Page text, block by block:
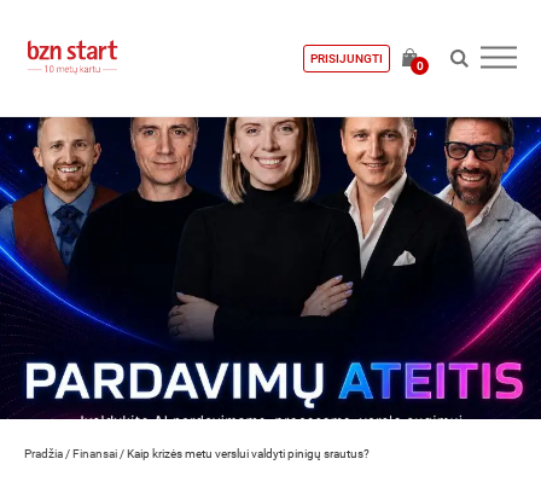
PRISIJUNGTI
0
Pradžia /Finansai /Kaip krizės metu verslui valdyti pinigų srautus?